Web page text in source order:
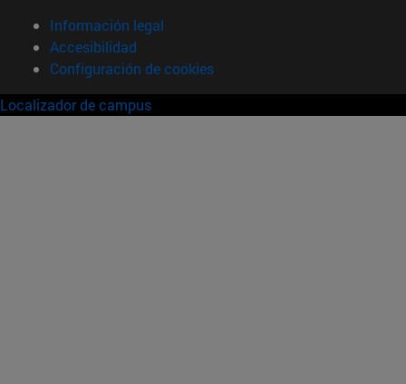
Información legal
Accesibilidad
Configuración de cookies
Localizador de campus